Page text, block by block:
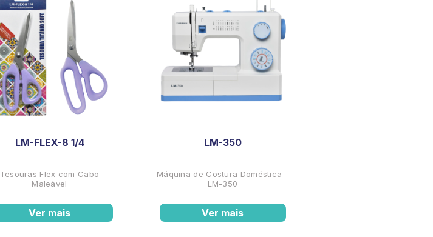
LM-FLEX-8 1/4
Tesouras Flex com Cabo
Maleável
Ver mais
LM-350
Máquina de Costura Doméstica -
LM-350
Ver mais